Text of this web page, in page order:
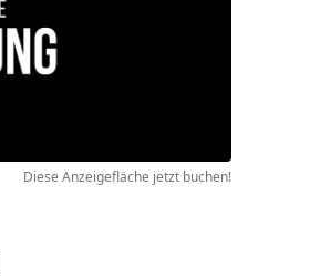
Diese Anzeigefläche jetzt buchen!